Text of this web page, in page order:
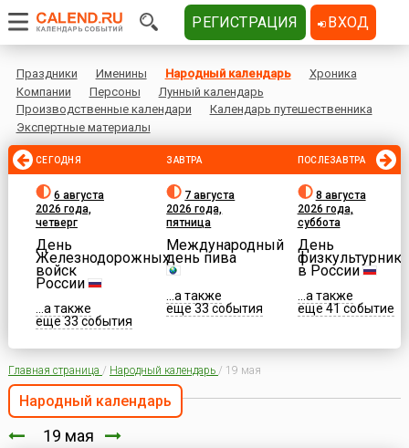
Праздники Именины Народный календарь
Хроника
Компании
Персоны
Лунный календарь
Производственные календари
Календарь путешественника
Экспертные материалы
СЕГОДНЯ
6 августа
2026 года,
четверг
День
Железнодорожных
войск
России
...а также
еще 33 события
ЗАВТРА
7 августа
2026 года,
пятница
Международный
день пива
...а также
еще 33 события
ПОСЛЕЗАВТРА
8 августа
2026 года,
суббота
День
физкультурника
в России
...а также
еще 41 событие
Главная страница / Народный календарь / 19 мая
Народный календарь
19 мая
РЕГИСТРАЦИЯ ВХОД